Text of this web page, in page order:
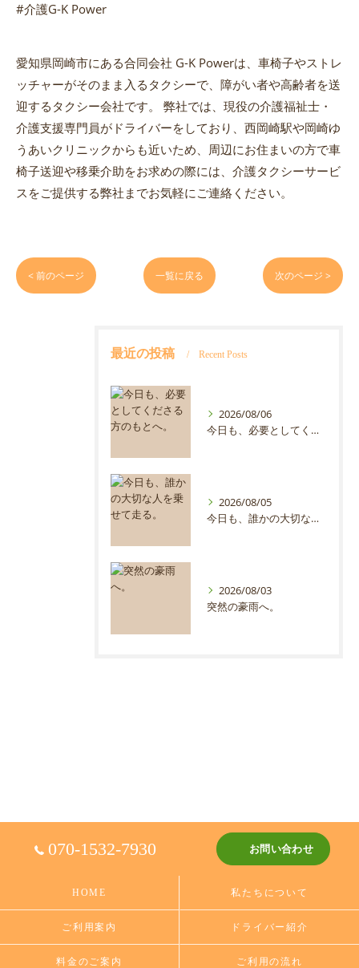
#介護G-K Power
愛知県岡崎市にある合同会社 G-K Powerは、車椅子やストレ
ッチャーがそのまま入るタクシーで、障がい者や高齢者を送
迎するタクシー会社です。 弊社では、現役の介護福祉士・
介護支援専門員がドライバーをしており、西岡崎駅や岡崎ゆ
うあいクリニックからも近いため、周辺にお住まいの方で車
椅子送迎や移乗介助をお求めの際には、介護タクシーサービ
スをご提供する弊社までお気軽にご連絡ください。
< 前のページ 一覧に戻る 次のページ >
最近の投稿 Recent Posts
2026/08/06
今日も、必要としてくださる方のもとへ。
2026/08/05
今日も、誰かの大切な人を乗せて走る。
2026/08/03
突然の豪雨へ。
070-1532-7930 お問い合わせ
HOME 私たちについて
ご利用案内 ドライバー紹介
料金のご案内 ご利用の流れ